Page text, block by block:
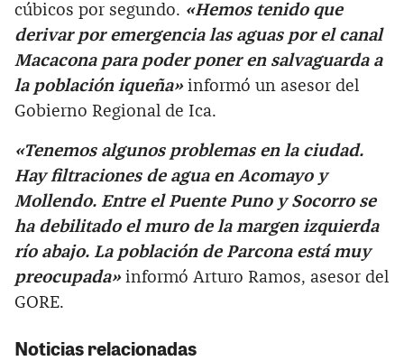
cúbicos por segundo. «Hemos tenido que
derivar por emergencia las aguas por el canal
Macacona para poder poner en salvaguarda a
la población iqueña»informó un asesor del
Gobierno Regional de Ica.
«Tenemos algunos problemas en la ciudad.
Hay filtraciones de agua en Acomayo y
Mollendo. Entre el Puente Puno y Socorro se
ha debilitado el muro de la margen izquierda
río abajo. La población de Parcona está muy
preocupada» informó Arturo Ramos, asesor del
GORE.
Noticias relacionadas